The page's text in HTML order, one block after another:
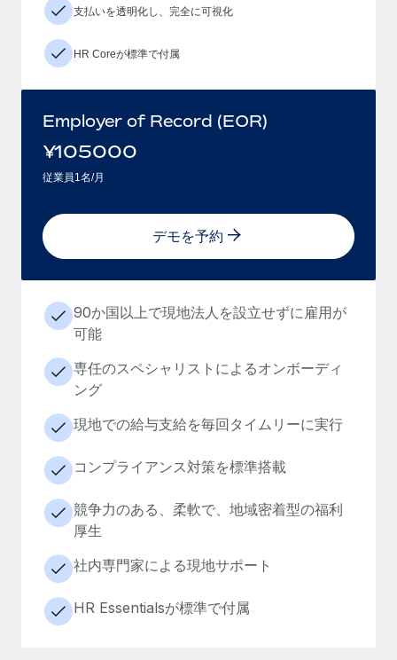
支払いを透明化し、完全に可視化
HR Coreが標準で付属
Employer of Record (EOR)
¥105000
従業員1名/月
デモを予約
90か国以上で現地法人を設立せずに雇用が
可能
専任のスペシャリストによるオンボーディ
ング
現地での給与支給を毎回タイムリーに実行
コンプライアンス対策を標準搭載
競争力のある、柔軟で、地域密着型の福利
厚生
社内専門家による現地サポート
HR Essentialsが標準で付属